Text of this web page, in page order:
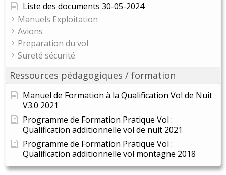
Liste des documents 30-05-2024
Manuels Exploitation
Avions
Preparation du vol
Sureté sécurité
Ressources pédagogiques / formation
Manuel de Formation à la Qualification Vol de Nuit
V3.0 2021
Programme de Formation Pratique Vol :
Qualification additionnelle vol de nuit 2021
Programme de Formation Pratique Vol :
Qualification additionnelle vol montagne 2018